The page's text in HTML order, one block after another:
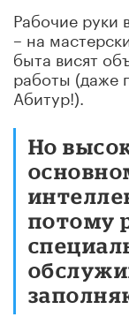
Рабочие руки
– на
быта висят
работы (даже
Абитур!).
Но
потому